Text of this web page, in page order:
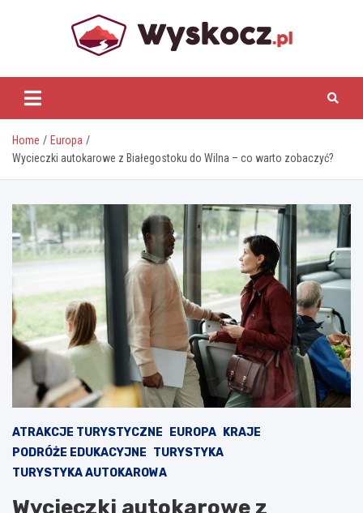
www.wyskocz.pl
Home
Europa
Wycieczki autokarowe z Białegostoku do Wilna – co warto zobaczyć?
ATRAKCJE TURYSTYCZNE EUROPA
KRAJE
PODRÓŻE EDUKACYJNE TURYSTYKA
TURYSTYKA AUTOKAROWA
Wycieczki autokarowe z